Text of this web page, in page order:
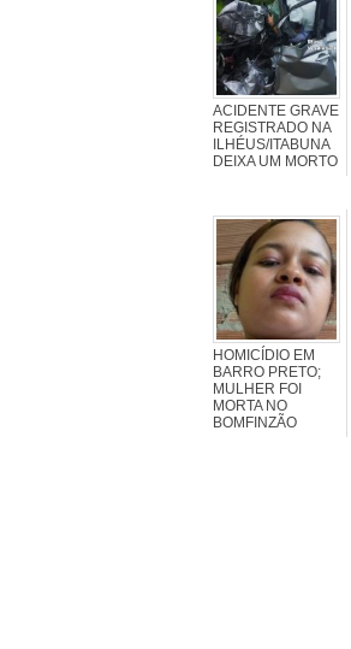
ACIDENTE GRAVE
REGISTRADO NA
ILHÉUS/ITABUNA
DEIXA UM MORTO
HOMICÍDIO EM
BARRO PRETO;
MULHER FOI
MORTA NO
BOMFINZÃO